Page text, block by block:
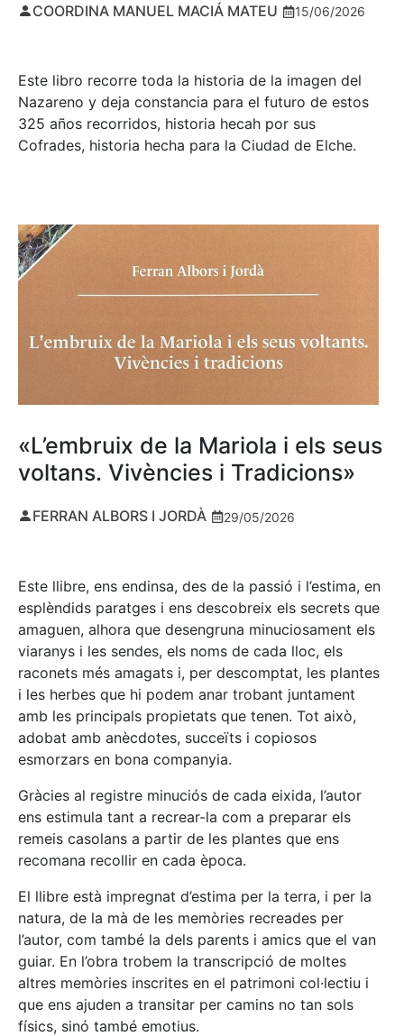
COORDINA MANUEL MACIÁ MATEU 15/06/2026
Este libro recorre toda la historia de la imagen del
Nazareno y deja constancia para el futuro de estos
325 años recorridos, historia hecah por sus
Cofrades, historia hecha para la Ciudad de Elche.
«L’embruix de la Mariola i els seus
voltans. Vivències i Tradicions»
FERRAN ALBORS I JORDÀ 29/05/2026
Este llibre, ens endinsa, des de la passió i l’estima, en
esplèndids paratges i ens descobreix els secrets que
amaguen, alhora que desengruna minuciosament els
viaranys i les sendes, els noms de cada lloc, els
raconets més amagats i, per descomptat, les plantes
i les herbes que hi podem anar trobant juntament
amb les principals propietats que tenen. Tot això,
adobat amb anècdotes, succeïts i copiosos
esmorzars en bona companyia.
Gràcies al registre minuciós de cada eixida, l’autor
ens estimula tant a recrear-la com a preparar els
remeis casolans a partir de les plantes que ens
recomana recollir en cada època.
El llibre està impregnat d’estima per la terra, i per la
natura, de la mà de les memòries recreades per
l’autor, com també la dels parents i amics que el van
guiar. En l’obra trobem la transcripció de moltes
altres memòries inscrites en el patrimoni col·lectiu i
que ens ajuden a transitar per camins no tan sols
físics, sinó també emotius.